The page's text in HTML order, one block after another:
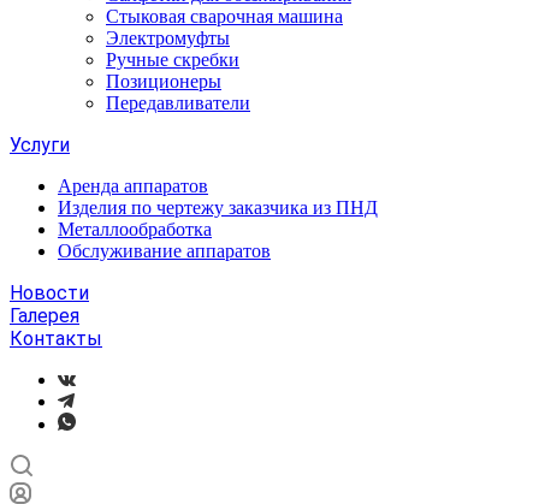
Стыковая сварочная машина
Электромуфты
Ручные скребки
Позиционеры
Передавливатели
Услуги
Аренда аппаратов
Изделия по чертежу заказчика из ПНД
Металлообработка
Обслуживание аппаратов
Новости
Галерея
Контакты